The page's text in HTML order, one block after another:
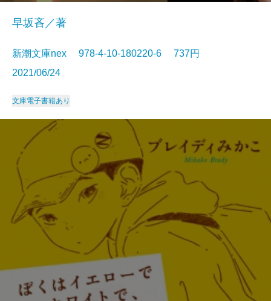
早坂吝／著
新潮文庫nex 978-4-10-180220-6 737円
2021/06/24
文庫電子書籍あり